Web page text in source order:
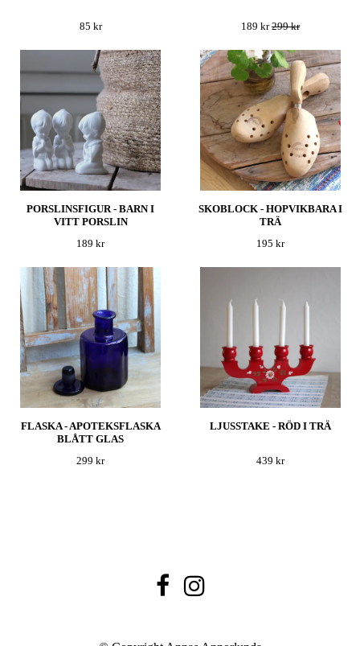
85 kr 189 kr299 kr
PORSLINSFIGUR - BARN I
VITT PORSLIN
189 kr
SKOBLOCK - HOPVIKBARA I
TRÄ
195 kr
FLASKA - APOTEKSFLASKA
BLÅTT GLAS
299 kr
LJUSSTAKE - RÖD I TRÄ
439 kr